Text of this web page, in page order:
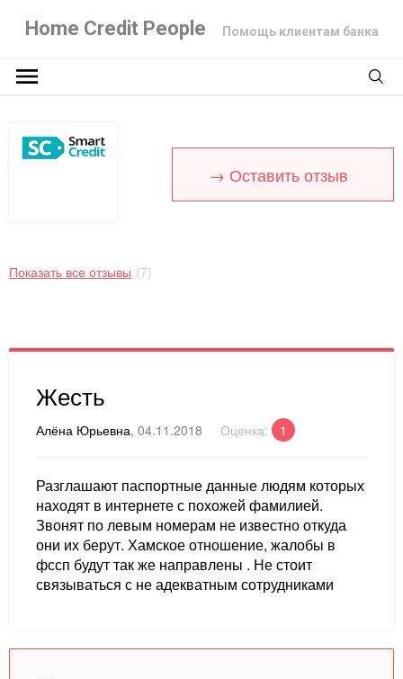
Home Credit People Помощь клиентам банка
→ Оставить отзыв
Показать все отзывы (7)
Жесть
Алёна Юрьевна, 04.11.2018 Оценка: 1
Разглашают паспортные данные людям которых
находят в интернете с похожей фамилией.
Звонят по левым номерам не известно откуда
они их берут. Хамское отношение, жалобы в
фссп будут так же направлены . Не стоит
связываться с не адекватным сотрудниками